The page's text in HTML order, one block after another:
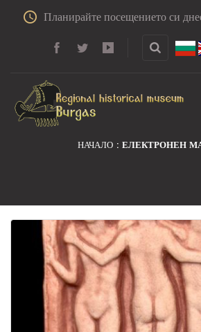
Планирайте посещението си
НАЧАЛО ЕЛЕКТРОНЕН